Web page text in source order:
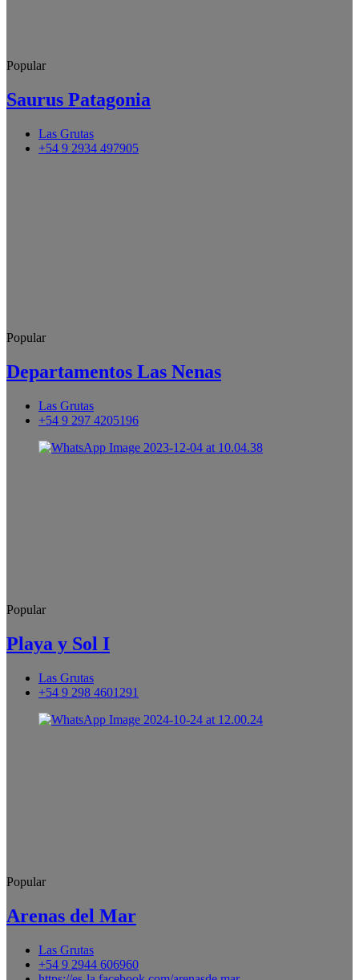
Popular
Saurus Patagonia
Las Grutas
+54 9 2934 497905
Popular
Departamentos Las Nenas
Las Grutas
+54 9 297 4205196
Popular
Playa y Sol I
Las Grutas
+54 9 298 4601291
Popular
Arenas del Mar
Las Grutas
+54 9 2944 606960